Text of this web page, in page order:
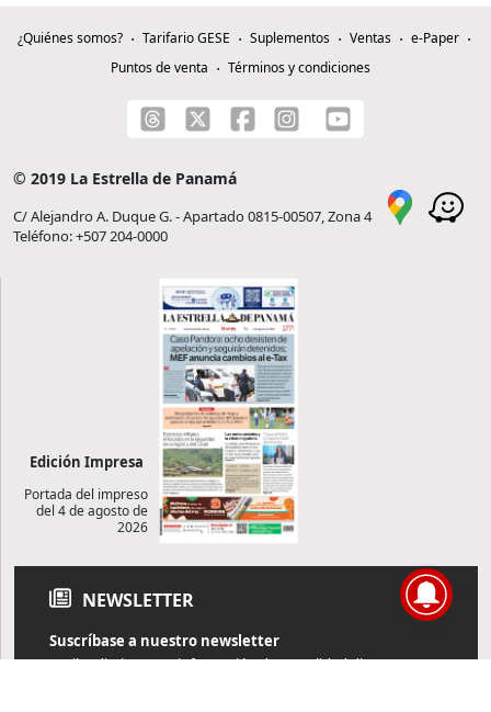
¿Quiénes somos? Tarifario GESE Suplementos Ventas
e-Paper
Puntos de venta
Términos y condiciones
© 2019 La Estrella de Panamá
C/ Alejandro A. Duque G. - Apartado 0815-00507, Zona 4
Teléfono: +507 204-0000
Edición Impresa
Portada del impreso
del 4 de agosto de
2026
NEWSLETTER
Suscríbase a nuestro newsletter
Reciba diariamente información de actualidad directamente en